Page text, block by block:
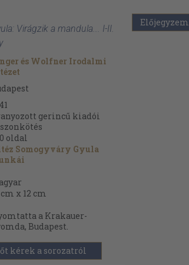
Virágzik a mandula... I-II.
és Wolfner Irodalmi
gerincű kiadói
oldal
Somogyváry Gyula
cm x 12 cm
a Krakauer-
Budapest.
kérek a sorozatról
Előjegyzem